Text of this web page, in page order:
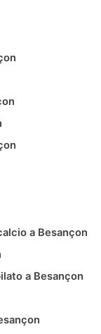
a Besançon
a Besançon